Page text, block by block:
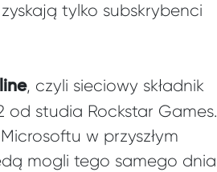
tylko subskrybenci
, czyli sieciowy składnik
studia Rockstar Games.
w przyszłym
mogli tego samego dnia